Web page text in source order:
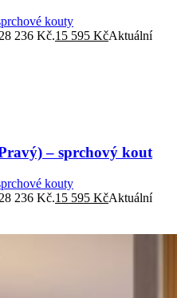
kouty
236 Kč.15 595 KčAktuální
– sprchový kout
kouty
236 Kč.15 595 KčAktuální